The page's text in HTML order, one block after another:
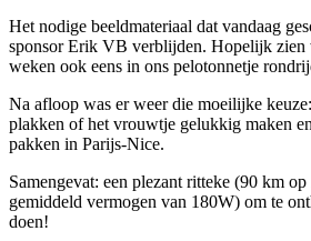
Het nodige beeldmateriaal dat vandaag
sponsor Erik VB verblijden. Hopelijk zien
weken ook eens in ons pelotonnetje
Na afloop was er weer die moeilijke
plakken of het vrouwtje gelukkig maken
pakken in Parijs-Nice.
Samengevat: een plezant ritteke (90 km op
gemiddeld vermogen van 180W) om te
doen!